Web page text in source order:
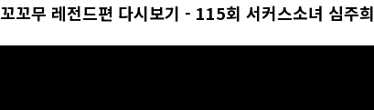
꼬꼬무 레전드편 다시보기 - 115회 서커스소녀 심주희